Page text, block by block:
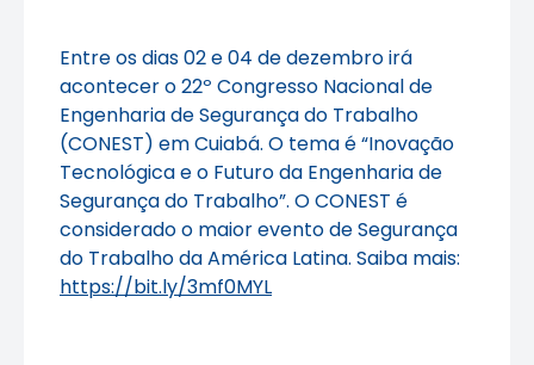
Entre os dias 02 e 04 de dezembro irá
acontecer o 22º Congresso Nacional de
Engenharia de Segurança do Trabalho
(CONEST) em Cuiabá. O tema é “Inovação
Tecnológica e o Futuro da Engenharia de
Segurança do Trabalho”. O CONEST é
considerado o maior evento de Segurança
do Trabalho da América Latina. Saiba mais:
https://bit.ly/3mf0MYL